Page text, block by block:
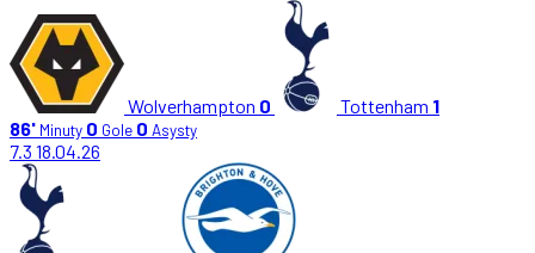
Wolverhampton 0 Tottenham 1
86' Minuty 0 Gole 0 Asysty
7.3 18.04.26